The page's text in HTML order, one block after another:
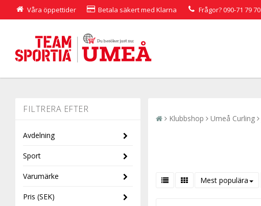
Våra öppettider Betala säkert med Klarna Frågor?090-71 79 70
Avdelning
JR
Sport
Sportswear
Varumärke
Craft
Pris (SEK)
Klubbshop Umeå Curling
Mest populära